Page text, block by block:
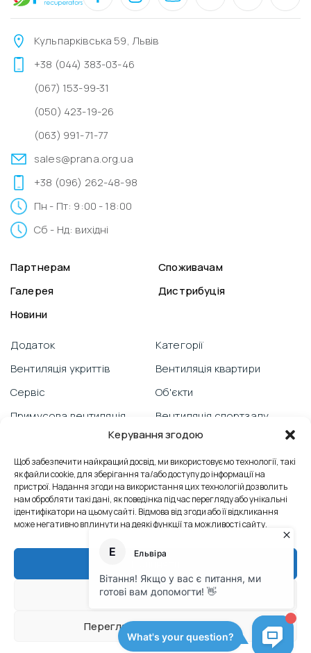
Керування згодою
Щоб забезпечити найкращий досвід, ми використовуємо технології, такі
як файли cookie, для зберігання та/або доступу до інформації на
пристрої. Надання згоди на використання цих технологій дозволить
нам обробляти такі дані, як поведінка під час перегляду або унікальні
ідентифікатори на цьому сайті. Відмова від згоди або її відкликання
може негативно вплинути на деякі функції та можливості сайту.
Прийняти
Відхилити
Переглянути налаштування
Кульпарківська 59, Львів
+38 (044) 383-03-46
(067) 153-99-31
(050) 423-19-26
(063) 991-71-77
sales@prana.org.ua
+38 (096) 262-48-98
Пн - Пт: 9:00 - 18:00
Сб - Нд: вихідні
Партнерам
Споживачам
Галерея
Дистрибуція
Новини
Додаток
Вентиляція укриттів
Сервіс
Примусова вентиляція
PRANA зі смартфону
Технічна підтримка
Боротьба з пліснявою
Тех. док. M2023
Категорії
Вентиляція квартири
Об'єкти
Вентиляція спортзалу
Відеоблог
Вентиляція школи
Відгуки
Вентиляція офісу
Промислова вентиляція
Політика конфіденційності